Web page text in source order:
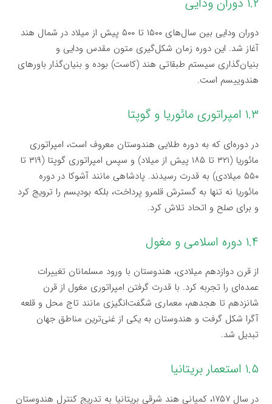
دوران ودایی بین سال‌های ۱۵۰۰ تا ۵۰۰ پیش از میلاد در شمال هند
آغاز شد. این دوره زمان شکل‌گیری متون مقدس ودایی و
بنیان‌گذاری سیستم طبقاتی هند (کاست) بوده و بنیان‌گذار باورهای
هندوییسم است.
۱.۳ امپراتوری مائوریا و گوپتا
در دوره‌ای که به دوره طلایی هندوستان معروف است، امپراتوری
مائوریا (۳۲۱ تا ۱۸۵ پیش از میلاد) و سپس امپراتوری گوپتا (۳۱۹ تا
۵۵۰ میلادی) به قدرت رسیدند. پادشاهی مانند آشوکا در دوره
مائوریا نه تنها به گسترش قلمرو پرداخت، بلکه بودیسم را ترویج کرد
و برای صلح و اتحاد تلاش کرد.
۱.۴ دوره اسلامی و مغول
از قرن دوازدهم میلادی، هندوستان با ورود مسلمانان تغییرات
عمده‌ای را تجربه کرد. با قدرت گرفتن امپراتوری مغول از قرن
شانزدهم تا هجدهم، معماری شگفت‌انگیزی مانند تاج محل و قلعه
آگرا شکل گرفت و هندوستان به یکی از غنی‌ترین مناطق جهان
تبدیل شد.
۱.۵ استعمار بریتانیا
در سال ۱۷۵۷، کمپانی هند شرقی بریتانیا به تدریج کنترل هندوستان